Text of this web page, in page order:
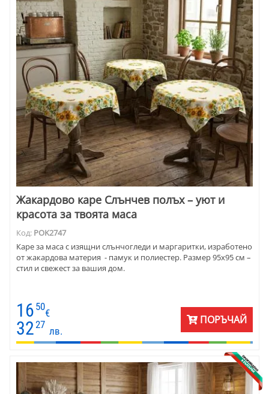
Жакардово каре Слънчев полъх – уют и
красота за твоята маса
Код: POK2747
Каре за маса с изящни слънчогледи и маргаритки, изработено
от жакардова материя - памук и полиестер. Размер 95х95 см –
стил и свежест за вашия дом.
16 50
€
3227
лв.
ПОРЪЧАЙ